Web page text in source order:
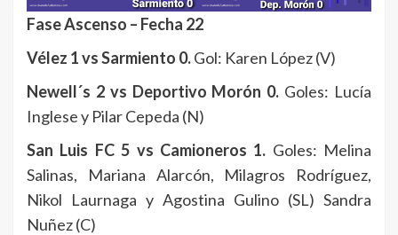
Fase Ascenso – Fecha 22
Vélez 1 vs Sarmiento 0.Gol: Karen López (V)
Newell´s 2 vs Deportivo Morón 0. Goles: Lucía
Inglese y Pilar Cepeda (N)
San Luis FC 5 vs Camioneros 1. Goles: Melina
Salinas, Mariana Alarcón, Milagros Rodríguez,
Nikol Laurnaga y Agostina Gulino (SL) Sandra
Nuñez (C)